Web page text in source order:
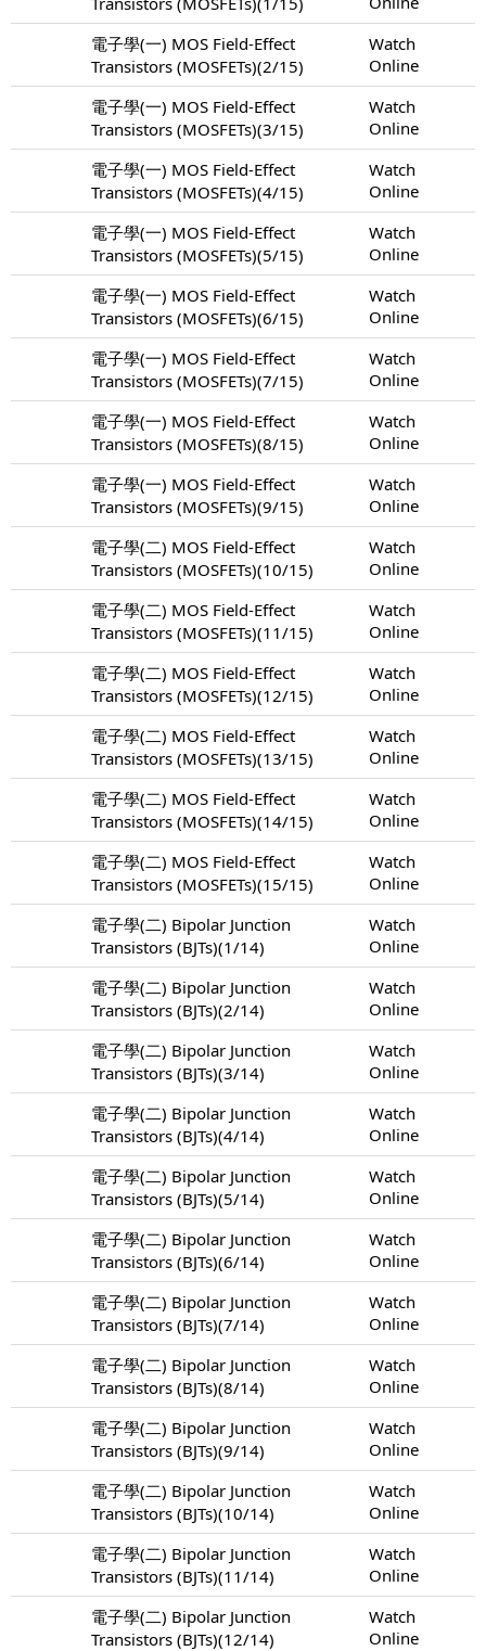
電子學(一) MOS Field-Effect
Transistors (MOSFETs)(2/15)
Watch
Online
電子學(一) MOS Field-Effect
Transistors (MOSFETs)(3/15)
Watch
Online
電子學(一) MOS Field-Effect
Transistors (MOSFETs)(4/15)
Watch
Online
電子學(一) MOS Field-Effect
Transistors (MOSFETs)(5/15)
Watch
Online
電子學(一) MOS Field-Effect
Transistors (MOSFETs)(6/15)
Watch
Online
電子學(一) MOS Field-Effect
Transistors (MOSFETs)(7/15)
Watch
Online
電子學(一) MOS Field-Effect
Transistors (MOSFETs)(8/15)
Watch
Online
電子學(一) MOS Field-Effect
Transistors (MOSFETs)(9/15)
Watch
Online
電子學(二) MOS Field-Effect
Transistors (MOSFETs)(10/15)
Watch
Online
電子學(二) MOS Field-Effect
Transistors (MOSFETs)(11/15)
Watch
Online
電子學(二) MOS Field-Effect
Transistors (MOSFETs)(12/15)
Watch
Online
電子學(二) MOS Field-Effect
Transistors (MOSFETs)(13/15)
Watch
Online
電子學(二) MOS Field-Effect
Transistors (MOSFETs)(14/15)
Watch
Online
電子學(二) MOS Field-Effect
Transistors (MOSFETs)(15/15)
Watch
Online
電子學(二) Bipolar Junction
Transistors (BJTs)(1/14)
Watch
Online
電子學(二) Bipolar Junction
Transistors (BJTs)(2/14)
Watch
Online
電子學(二) Bipolar Junction
Transistors (BJTs)(3/14)
Watch
Online
電子學(二) Bipolar Junction
Transistors (BJTs)(4/14)
Watch
Online
電子學(二) Bipolar Junction
Transistors (BJTs)(5/14)
Watch
Online
電子學(二) Bipolar Junction
Transistors (BJTs)(6/14)
Watch
Online
電子學(二) Bipolar Junction
Transistors (BJTs)(7/14)
Watch
Online
電子學(二) Bipolar Junction
Transistors (BJTs)(8/14)
Watch
Online
電子學(二) Bipolar Junction
Transistors (BJTs)(9/14)
Watch
Online
電子學(二) Bipolar Junction
Transistors (BJTs)(10/14)
Watch
Online
電子學(二) Bipolar Junction
Transistors (BJTs)(11/14)
Watch
Online
電子學(二) Bipolar Junction
Transistors (BJTs)(12/14)
Watch
Online